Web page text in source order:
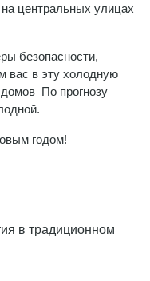
на центральных улицах
безопасности,
вас в эту холодную
По прогнозу
годом!
в традиционном